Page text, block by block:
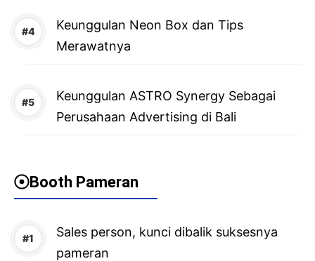
Keunggulan Neon Box dan Tips
Merawatnya
Keunggulan ASTRO Synergy Sebagai
Perusahaan Advertising di Bali
Booth Pameran
Sales person, kunci dibalik suksesnya
pameran